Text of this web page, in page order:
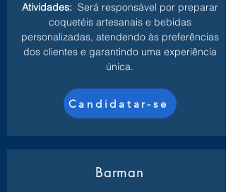
Atividades: Será responsável por preparar
coquetéis artesanais e bebidas
personalizadas, atendendo às preferências
dos clientes e garantindo uma experiência
única.
Candidatar-se
Barman